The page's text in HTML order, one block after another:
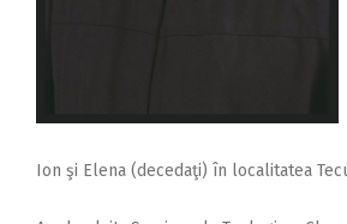
Ion şi Elena (decedaţi) în localitatea